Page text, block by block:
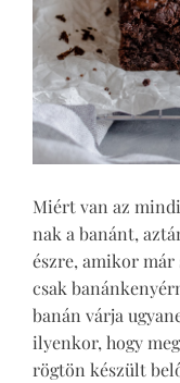
Miért van az
nak a banánt,
észre, amikor már
csak
banán várja
ilyenkor, hogy
rögtön készült